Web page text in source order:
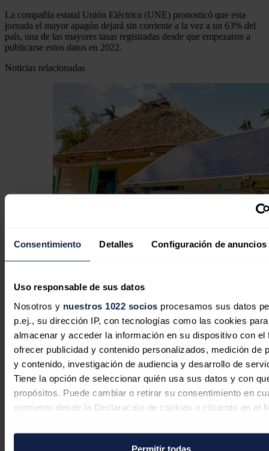
Consentimiento Detalles Configuración de anuncios
Uso responsable de sus datos
Nosotros y nuestros 1022 socios procesamos sus datos
p.ej., su dirección IP, con tecnologías como las cookies para
almacenar y acceder la información en su dispositivo con el
ofrecer publicidad y contenido personalizados, medición de
y contenido, investigación de audiencia y desarrollo de
Tiene la opción de seleccionar quién usa sus datos y con
propósitos. Puede cambiar o retirar su consentimiento en
momento desde la Declaración de cookies o clicando en el
Permitir todas
La compañía estatal Unión Eléctrica (UNE) pronosticó que esta
jornada el mayor apagón dejará sin corriente a la vez a un 63% del
país, una de las mayores tasas registradas desde que empezaron a
publicarse estos datos en 2022.
Noticias relacionadas
Cuba dispara su dependencia de la
fotovoltaica china ante su peor crisis
Jaime Santisteban 09/08/2026
EEUU exportó en mayo combustible
por 24 millones de dólares al sector
privado cubano